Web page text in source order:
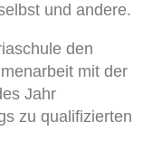
und andere.
den
mit der
Jahr
zu qualifizierten